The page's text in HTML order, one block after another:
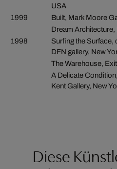
USA
1999
Built, Mark Moore
Dream Architecture,
1998
Surfing the Surface,
DFN gallery, New
The Warehouse,
A Delicate
Kent Gallery, New
Diese